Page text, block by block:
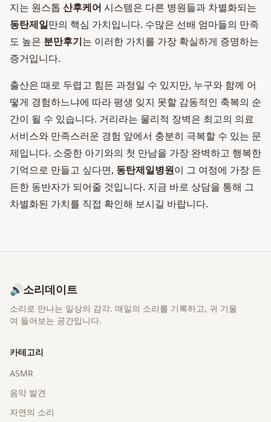
지는 원스톱 산후케어 시스템은 다른 병원들과 차별화되는
동탄제일만의 핵심 가치입니다. 수많은 선배 엄마들의 만족
도 높은 분만후기는 이러한 가치를 가장 확실하게 증명하는
증거입니다.
출산은 때로 두렵고 힘든 과정일 수 있지만, 누구와 함께 어
떻게 경험하느냐에 따라 평생 잊지 못할 감동적인 축복의 순
간이 될 수 있습니다. 거리라는 물리적 장벽은 최고의 의료
서비스와 만족스러운 경험 앞에서 충분히 극복할 수 있는 문
제입니다. 소중한 아기와의 첫 만남을 가장 완벽하고 행복한
기억으로 만들고 싶다면, 동탄제일병원이 그 여정에 가장 든
든한 동반자가 되어줄 것입니다. 지금 바로 상담을 통해 그
차별화된 가치를 직접 확인해 보시길 바랍니다.
🔊소리데이트
소리로 만나는 일상의 감각. 매일의 소리를 기록하고, 귀 기울
여 들어보는 공간입니다.
카테고리
ASMR
음악 발견
자연의 소리